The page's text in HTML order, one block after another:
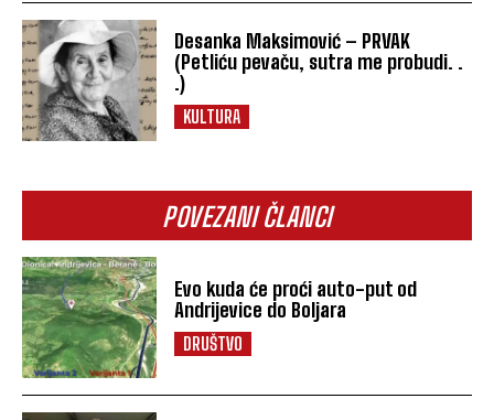
Desanka Maksimović – PRVAK
(Petliću pevaču, sutra me probudi. .
.)
KULTURA
POVEZANI ČLANCI
Evo kuda će proći auto-put od
Andrijevice do Boljara
DRUŠTVO